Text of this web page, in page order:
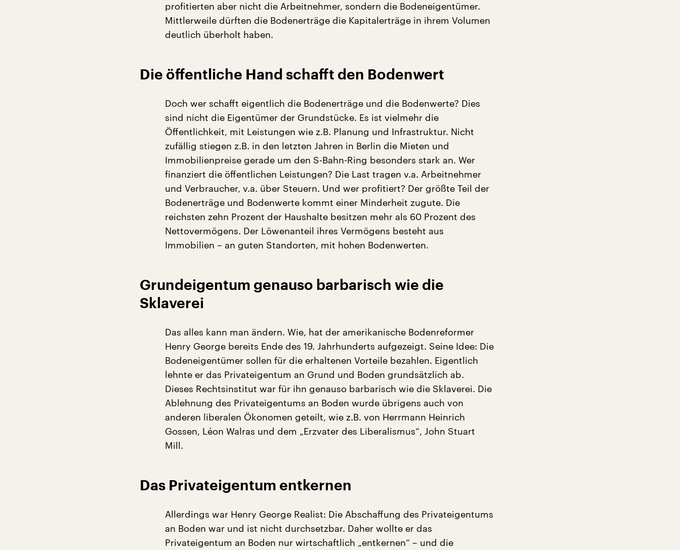
profitierten aber nicht die Arbeitnehmer, sondern die Bodeneigentümer.
Mittlerweile dürften die Bodenerträge die Kapitalerträge in ihrem Volumen
deutlich überholt haben.
Die öffentliche Hand schafft den Bodenwert
Doch wer schafft eigentlich die Bodenerträge und die Bodenwerte? Dies
sind nicht die Eigentümer der Grundstücke. Es ist vielmehr die
Öffentlichkeit, mit Leistungen wie z.B. Planung und Infrastruktur. Nicht
zufällig stiegen z.B. in den letzten Jahren in Berlin die Mieten und
Immobilienpreise gerade um den S-Bahn-Ring besonders stark an. Wer
finanziert die öffentlichen Leistungen? Die Last tragen v.a. Arbeitnehmer
und Verbraucher, v.a. über Steuern. Und wer profitiert? Der größte Teil der
Bodenerträge und Bodenwerte kommt einer Minderheit zugute. Die
reichsten zehn Prozent der Haushalte besitzen mehr als 60 Prozent des
Nettovermögens. Der Löwenanteil ihres Vermögens besteht aus
Immobilien – an guten Standorten, mit hohen Bodenwerten.
Grundeigentum genauso barbarisch wie die
Sklaverei
Das alles kann man ändern. Wie, hat der amerikanische Bodenreformer
Henry George bereits Ende des 19. Jahrhunderts aufgezeigt. Seine Idee: Die
Bodeneigentümer sollen für die erhaltenen Vorteile bezahlen. Eigentlich
lehnte er das Privateigentum an Grund und Boden grundsätzlich ab.
Dieses Rechtsinstitut war für ihn genauso barbarisch wie die Sklaverei. Die
Ablehnung des Privateigentums an Boden wurde übrigens auch von
anderen liberalen Ökonomen geteilt, wie z.B. von Herrmann Heinrich
Gossen, Léon Walras und dem „Erzvater des Liberalismus“, John Stuart
Mill.
Das Privateigentum entkernen
Allerdings war Henry George Realist: Die Abschaffung des Privateigentums
an Boden war und ist nicht durchsetzbar. Daher wollte er das
Privateigentum an Boden nur wirtschaftlich „entkernen“ – und die